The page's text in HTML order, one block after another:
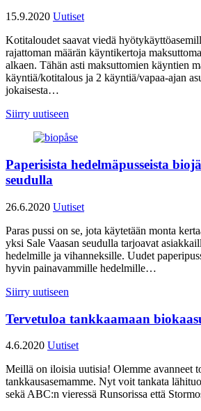
15.9.2020 Uutiset
Kotitaloudet saavat viedä
rajattoman määrän käyntikertoja
alkaen. Tähän asti maksuttomien käyntien
käyntiä/kotitalous ja 2 käyntiä/vapaa-ajan
jokaisesta…
Siirry uutiseen
Paperisista hedelmäpusseista
seudulla
26.6.2020 Uutiset
Paras pussi on se, jota käytetään monta
yksi Sale Vaasan seudulla tarjoavat
hedelmille ja vihanneksille. Uudet
hyvin painavammille hedelmille…
Siirry uutiseen
Tervetuloa tankkaamaan
4.6.2020 Uutiset
Meillä on iloisia uutisia! Olemme avanneet
tankkausasemamme. Nyt voit tankata
sekä ABC:n vieressä Runsorissa että